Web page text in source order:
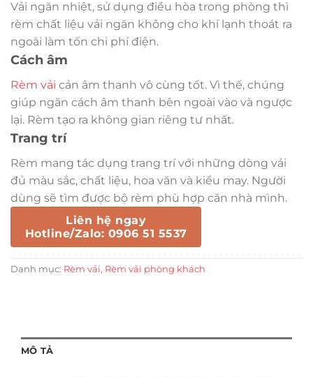
Vải ngăn nhiệt, sử dụng điều hòa trong phòng thì
rèm chất liệu vải ngăn không cho khí lạnh thoát ra
ngoài làm tốn chi phí điện.
Cách âm
Rèm vải cản âm thanh vô cùng tốt. Vì thế, chúng
giúp ngăn cách âm thanh bên ngoài vào và ngược
lại. Rèm tạo ra không gian riêng tư nhất.
Trang trí
Rèm mang tác dụng trang trí với những dòng vải
đủ màu sắc, chất liệu, hoa văn và kiểu may. Người
dùng sẽ tìm được bộ rèm phù hợp căn nhà mình.
Liên hệ ngay
Hotline/Zalo: 0906 51 5537
Danh mục: Rèm vải, Rèm vải phòng khách
MÔ TẢ